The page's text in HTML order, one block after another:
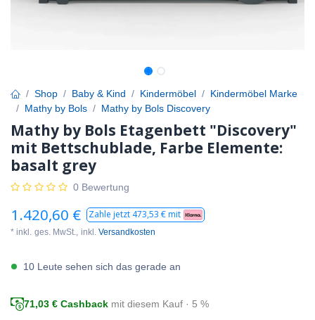
Shop Baby & Kind Kindermöbel
Kindermöbel Marke
Mathy by Bols
Mathy by Bols Discovery
Mathy by Bols Etagenbett "Discovery"
mit Bettschublade, Farbe Elemente:
basalt grey
0 Bewertung
1.420,60 € Zahle jetzt 473,53 € mit
* inkl. ges. MwSt., inkl. Versandkosten
10 Leute sehen sich das gerade an
71,03 € Cashback mit diesem Kauf · 5 %